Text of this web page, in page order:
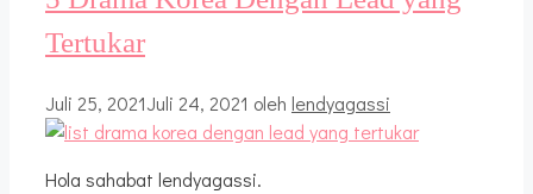
Tertukar
Juli 25, 2021Juli 24, 2021 oleh lendyagassi
Hola sahabat lendyagassi.